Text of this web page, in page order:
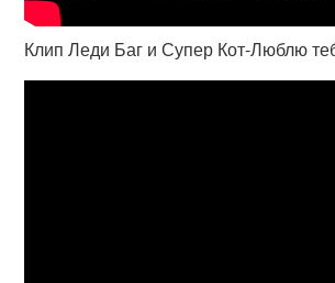
Клип Леди Баг и Супер Кот-Люблю